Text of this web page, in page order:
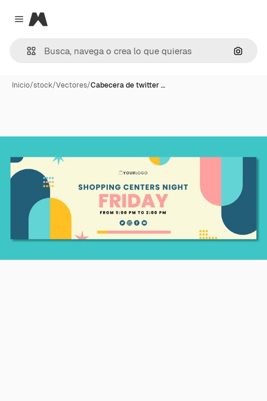
Close menu
Magnific
Inicio/stock/Vectores/Cabecera de twitter …